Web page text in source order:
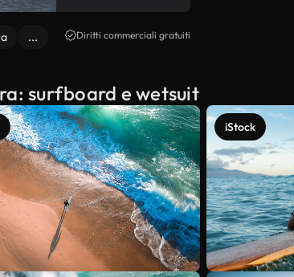
... Diritti commerciali gratuiti
surfboard e wetsuit
iStock